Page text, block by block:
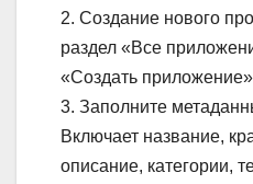
2. Создание нового
раздел «Все
«Создать
3. Заполните
Включает название,
описание, категории,